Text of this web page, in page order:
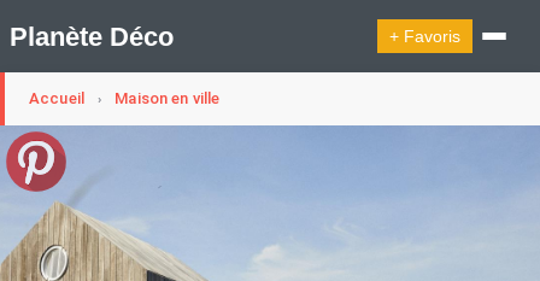
Planète Déco + Favoris
🛍︎ Shop Planète Déco
Appartement Design
Design Suédois En Quelques Photos
Accueil › Maison en ville